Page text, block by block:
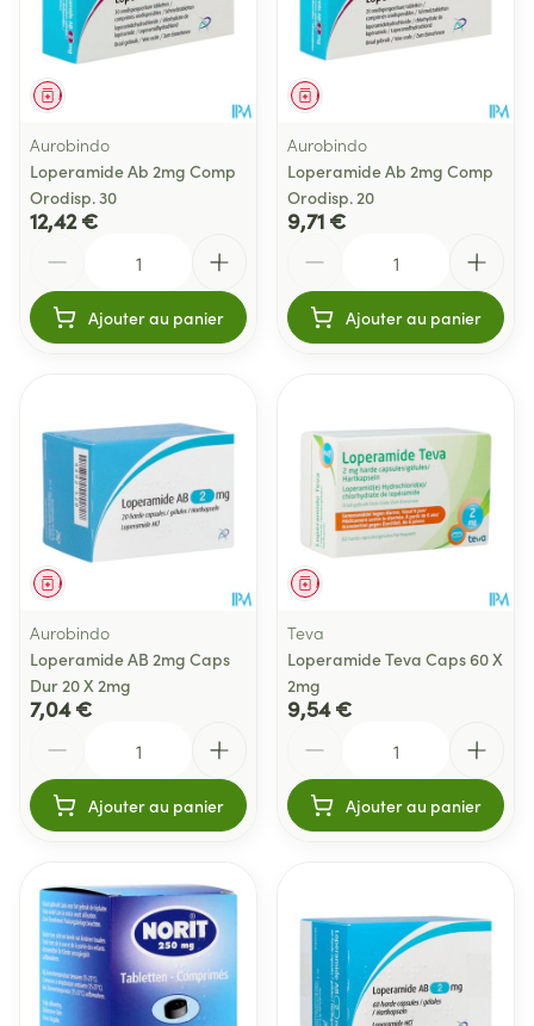
Médicament
Aurobindo
Loperamide Ab 2mg Comp
Orodisp. 30
12,42 €
Ajouter au panier
Médicament
Aurobindo
Loperamide Ab 2mg Comp
Orodisp. 20
9,71 €
Ajouter au panier
Médicament
Aurobindo
Loperamide AB 2mg Caps
Dur 20 X 2mg
7,04 €
Ajouter au panier
Médicament
Teva
Loperamide Teva Caps 60 X
2mg
9,54 €
Ajouter au panier